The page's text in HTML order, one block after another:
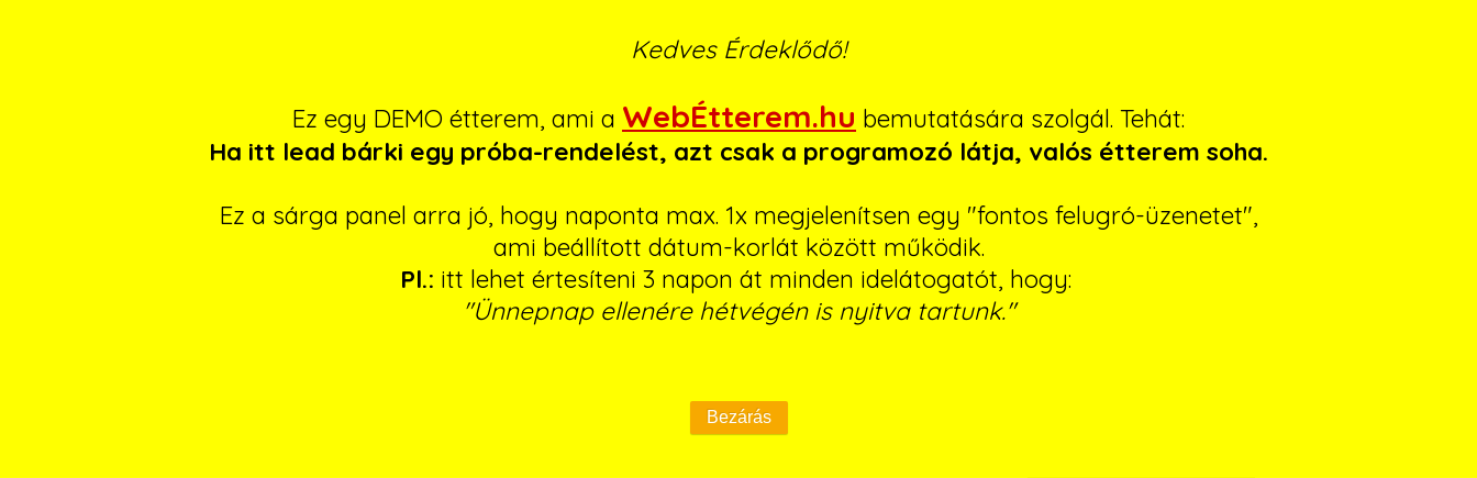
Kedves Érdeklődő!
Ez egy DEMO étterem, ami a WebÉtterem.hu bemutatására szolgál. Tehát:
Ha itt lead bárki egy próba-rendelést, azt csak a programozó látja, valós étterem soha.
Ez a sárga panel arra jó, hogy naponta max. 1x megjelenítsen egy "fontos felugró-üzenetet",
ami beállított dátum-korlát között működik.
Pl.: itt lehet értesíteni 3 napon át minden idelátogatót, hogy:
"Ünnepnap ellenére hétvégén is nyitva tartunk."